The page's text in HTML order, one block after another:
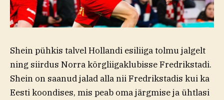
Shein pühkis talvel Hollandi esiliiga tolmu jalgelt
ning siirdus Norra kõrgliigaklubisse Fredrikstadi.
Shein on saanud jalad alla nii Fredrikstadis kui ka
Eesti koondises, mis peab oma järgmise ja ühtlasi